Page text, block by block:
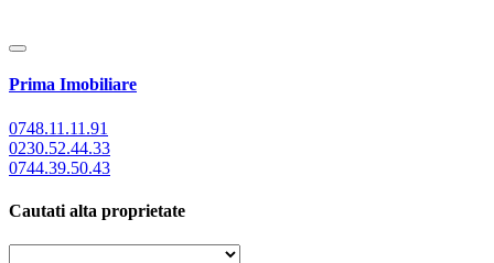
Prima Imobiliare
0748.11.11.91
0230.52.44.33
0744.39.50.43
Cautati alta proprietate